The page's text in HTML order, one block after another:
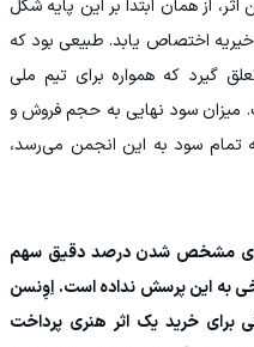
از همان ابتدا بر این پایه شکل
اختصاص یابد. طبیعی بود که
گیرد که همواره برای تیم ملی
میزان سود نهایی به حجم فروش و
تمام سود به این انجمن می‌رسد،
مشخص شدن درصد دقیق سهم
به این پرسش نداده است. اِوِنسن
برای خرید یک اثر هنری پرداخت